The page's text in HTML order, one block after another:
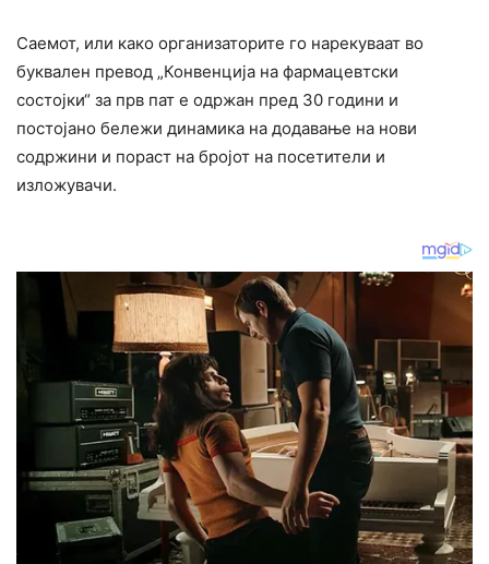
Саемот, или како организаторите го нарекуваат во
буквален превод „Конвенција на фармацевтски
состојки“ за прв пат е одржан пред 30 години и
постојано бележи динамика на додавање на нови
содржини и пораст на бројот на посетители и
изложувачи.